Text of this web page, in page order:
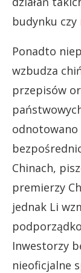
budynku
Ponadto
wzbudza
przepisów
odnotowano
Chinach,
premierzy
jednak Li
Inwestorzy
nieoficjalne